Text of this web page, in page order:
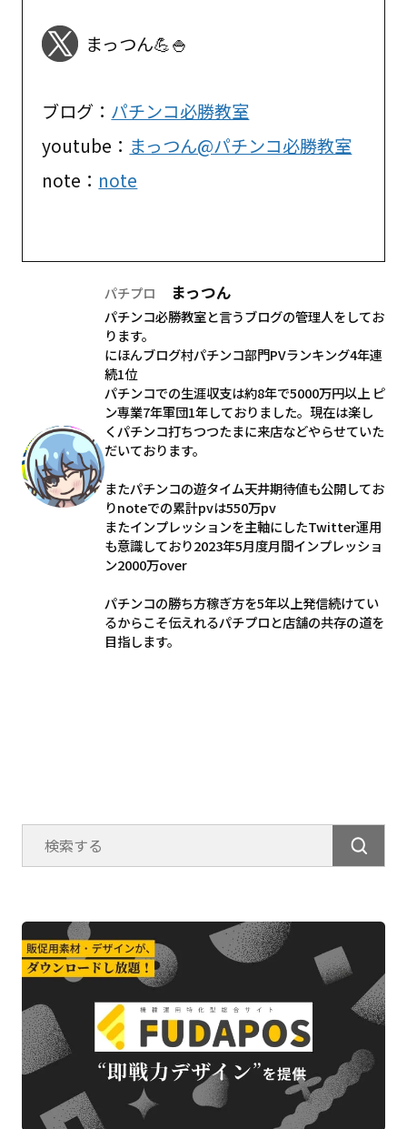
まっつん💪🍚
ブログ： パチンコ必勝教室
youtube： まっつん@パチンコ必勝教室
note： note
パチプロ まっつん
パチンコ必勝教室と言うブログの管理人をしてお
ります。
にほんブログ村パチンコ部門PVランキング4年連
続1位
パチンコでの生涯収支は約8年で5000万円以上 ピ
ン専業7年軍団1年しておりました。現在は楽し
くパチンコ打ちつつたまに来店などやらせていた
だいております。
またパチンコの遊タイム天井期待値も公開してお
りnoteでの累計pvは550万pv
またインプレッションを主軸にしたTwitter運用
も意識しており2023年5月度月間インプレッショ
ン2000万over
パチンコの勝ち方稼ぎ方を5年以上発信続けてい
るからこそ伝えれるパチプロと店舗の共存の道を
目指します。